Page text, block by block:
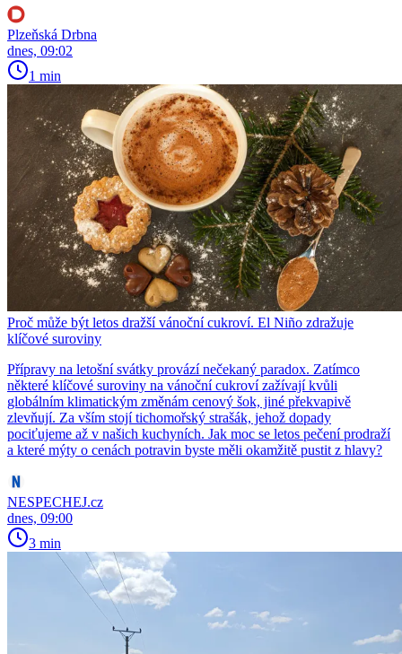
Plzeňská Drbna
dnes, 09:02
1 min
Proč může být letos dražší vánoční cukroví. El Niño zdražuje
klíčové suroviny
Přípravy na letošní svátky provází nečekaný paradox. Zatímco
některé klíčové suroviny na vánoční cukroví zažívají kvůli
globálním klimatickým změnám cenový šok, jiné překvapivě
zlevňují. Za vším stojí tichomořský strašák, jehož dopady
pociťujeme až v našich kuchyních. Jak moc se letos pečení prodraží
a které mýty o cenách potravin byste měli okamžitě pustit z hlavy?
NESPECHEJ.cz
dnes, 09:00
3 min